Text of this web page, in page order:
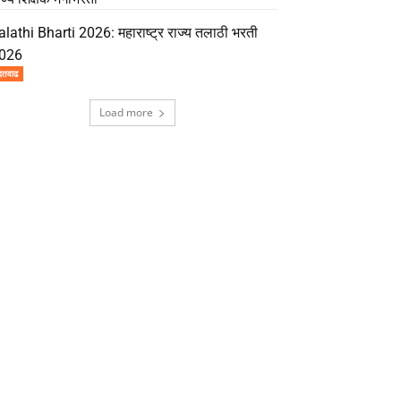
Bharti 2026: महाराष्ट्र राज्य तलाठी भरती
Load more